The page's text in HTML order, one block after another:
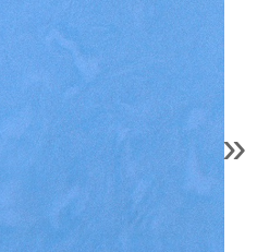
»